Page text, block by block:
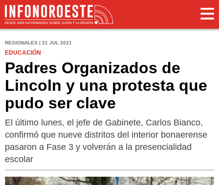
REGIONALES | 21 JUL 2021
EDUCACIÓN
Padres Organizados de
Lincoln y una protesta que
pudo ser clave
El último lunes, el jefe de Gabinete, Carlos Bianco,
confirmó que nueve distritos del interior bonaerense
pasaron a Fase 3 y volverán a la presencialidad
escolar